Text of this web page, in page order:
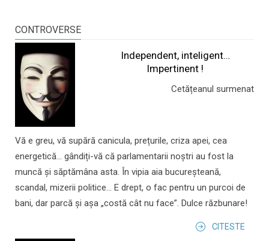
CONTROVERSE
Independent, inteligent…
Impertinent !
Cetățeanul surmenat
Vă e greu, vă supără canicula, prețurile, criza apei, cea
energetică... gândiți-vă că parlamentarii noștri au fost la
muncă și săptămâna asta. În vipia aia bucureșteană,
scandal, mizerii politice... E drept, o fac pentru un purcoi de
bani, dar parcă și așa „costă cât nu face”. Dulce răzbunare!
CITESTE